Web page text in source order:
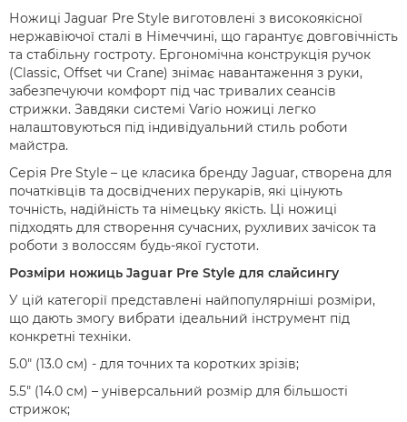
Ножиці Jaguar Pre Style виготовлені з високоякісної
нержавіючої сталі в Німеччині, що гарантує довговічність
та стабільну гостроту. Ергономічна конструкція ручок
(Classic, Offset чи Crane) знімає навантаження з руки,
забезпечуючи комфорт під час тривалих сеансів
стрижки. Завдяки системі Vario ножиці легко
налаштовуються під індивідуальний стиль роботи
майстра.
Серія Pre Style – це класика бренду Jaguar, створена для
початківців та досвідчених перукарів, які цінують
точність, надійність та німецьку якість. Ці ножиці
підходять для створення сучасних, рухливих зачісок та
роботи з волоссям будь-якої густоти.
Розміри ножиць Jaguar Pre Style для слайсингу
У цій категорії представлені найпопулярніші розміри,
що дають змогу вибрати ідеальний інструмент під
конкретні техніки.
5.0" (13.0 см) - для точних та коротких зрізів;
5.5" (14.0 см) – універсальний розмір для більшості
стрижок;